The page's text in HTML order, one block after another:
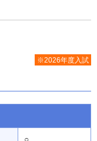
※2026年度入試